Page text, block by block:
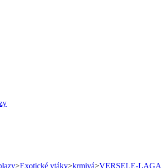
>Exotické vtáky>krmivá>VERSELE-LAGA